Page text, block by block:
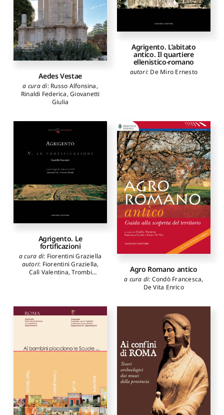
Aedes Vestae
a cura di: Russo Alfonsina,
Rinaldi Federica,Giovanetti
Giulia
Agrigento. L’abitato
antico. Il quartiere
ellenistico-romano
autori: De Miro Ernesto
Agrigento. Le
fortificazioni
a cura di: Fiorentini Graziella
autori: Fiorentini Graziella,
Calì Valentina,Trombi
Agro Romano antico
a cura di: Condò Francesca,
De Vita Enrico